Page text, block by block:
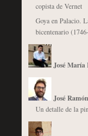
copista de Vernet
Goya en Palacio.
bicentenario
José María
José
Un detalle de la